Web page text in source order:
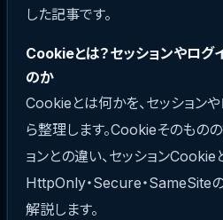
した記事です。
Cookieとは？セッションやログ
のか
Cookieとは何かを、セッション
ら整理します。Cookieそのもの
ョンとの違い、セッションCookie
HttpOnly・Secure・SameSite
解説します。